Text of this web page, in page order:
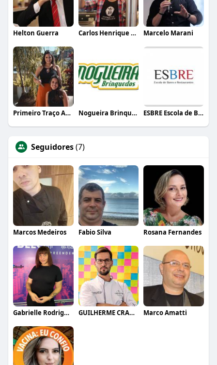
Helton Guerra Carlos Henrique de Faria Vasconcelos Marcelo Marani
Primeiro Traço Arquitetura Nogueira Brinquedos ESBRE Escola de Bares e Restaurantes
Seguidores(7)
Marcos Medeiros Fabio Silva Rosana Fernandes
Gabrielle Rodrigues GUILHERME CRAMER BALLE Marco Amatti